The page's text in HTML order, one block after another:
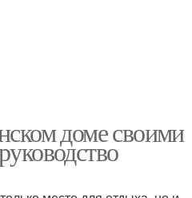
доме своими